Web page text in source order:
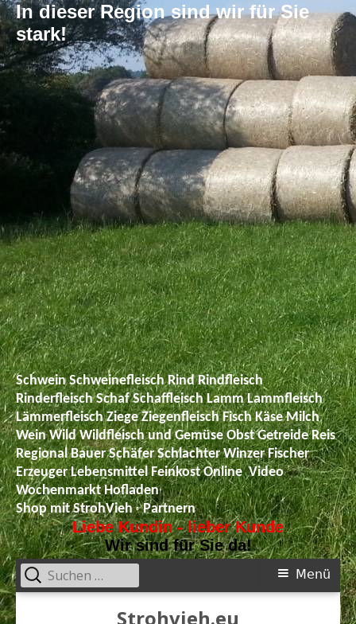
In dieser Region sind wir für Sie
stark!
Schwein Schweinefleisch Rind Rindfleisch
Rinderfleisch Schaf Schaffleisch Lamm Lammfleisch
Lämmerfleisch Ziege Ziegenfleisch Fisch Käse Milch
Wein Wild Wildfleisch und Gemüse Obst Getreide Reis
Regional Bauer Schäfer Schlachter Winzer Fischer
Erzeuger Lebensmittel Feinkost OnlineVideo
Wochenmarkt Hofladen
Shop mit StrohVieh®Partnern
Liebe Kundin - lieber Kunde
Wir sind für Sie da!